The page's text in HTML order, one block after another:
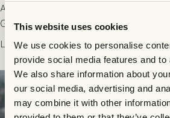
This website uses cookies
We use cookies to personalise
provide social media features and
We also share information about
our social media, advertising and
may combine it with other
All evenemangsinformation du kan
Gamla Ullevi och matchen mellan GAIS
Allsvenskan! Avspark kl 16.30 på
Läs mer